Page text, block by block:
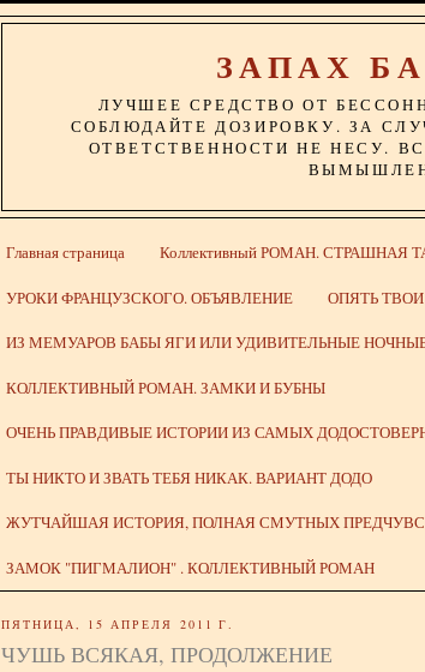
ЗАПАХ
ЛУЧШЕЕ СРЕДСТВО ОТ
СОБЛЮДАЙТЕ ДОЗИРОВКУ. ЗА
ОТВЕТСТВЕННОСТИ НЕ НЕСУ.
Главная страница Коллективный РОМАН.
УРОКИ ФРАНЦУЗСКОГО. ОБЪЯВЛЕНИЕ ОПЯТЬ
ИЗ МЕМУАРОВ БАБЫ ЯГИ ИЛИ УДИВИТЕЛЬНЫЕ
КОЛЛЕКТИВНЫЙ РОМАН. ЗАМКИ И БУБНЫ
ОЧЕНЬ ПРАВДИВЫЕ ИСТОРИИ ИЗ САМЫХ
ТЫ НИКТО И ЗВАТЬ ТЕБЯ НИКАК. ВАРИАНТ ДОДО
ЖУТЧАЙШАЯ ИСТОРИЯ, ПОЛНАЯ СМУТНЫХ
ЗАМОК "ПИГМАЛИОН" . КОЛЛЕКТИВНЫЙ РОМАН
ПЯТНИЦА, 15 АПРЕЛЯ 2011 Г.
ЧУШЬ ВСЯКАЯ, ПРОДОЛЖЕНИЕ